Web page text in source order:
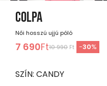
COLPA
Női hosszú ujjú póló
7 690Ft10 990 Ft -30%
SZÍN: CANDY